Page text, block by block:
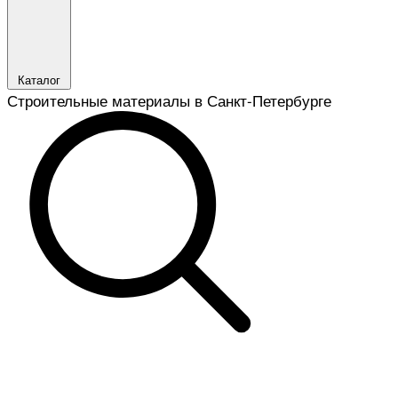
Каталог
Строительные материалы в Санкт-Петербурге